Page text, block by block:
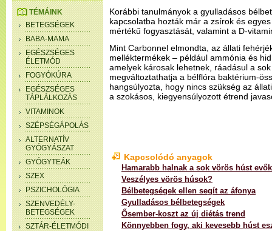
TÉMÁINK
BETEGSÉGEK
BABA-MAMA
EGÉSZSÉGES
ÉLETMÓD
FOGYÓKÚRA
EGÉSZSÉGES
TÁPLÁLKOZÁS
VITAMINOK
SZÉPSÉGÁPOLÁS
ALTERNATÍV
GYÓGYÁSZAT
GYÓGYTEÁK
SZEX
PSZICHOLÓGIA
SZENVEDÉLY-
BETEGSÉGEK
SZTÁR-ÉLETMÓDI
Korábbi tanulmányok a gyulladásos
kapcsolatba hozták már a zsírok és
mértékű fogyasztását, valamint a D-
Mint Carbonnel elmondta, az állati
melléktermékek – például ammónia és
amelyek károsak lehetnek, ráadásul a
megváltoztathatja a bélflóra baktérium-
hangsúlyozta, hogy nincs szükség az
a szokásos, kiegyensúlyozott étrend
Kapcsolódó anyagok
Hamarabb halnak a sok vörös húst evők
Veszélyes vörös húsok?
Bélbetegségek ellen segít az áfonya
Gyulladásos bélbetegségek
Ősember-koszt az új diétás trend
Könnyebben fogy, aki kevesebb húst